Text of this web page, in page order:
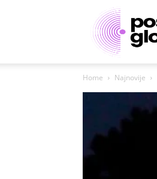
Poslovni
portal
Home Najnovije